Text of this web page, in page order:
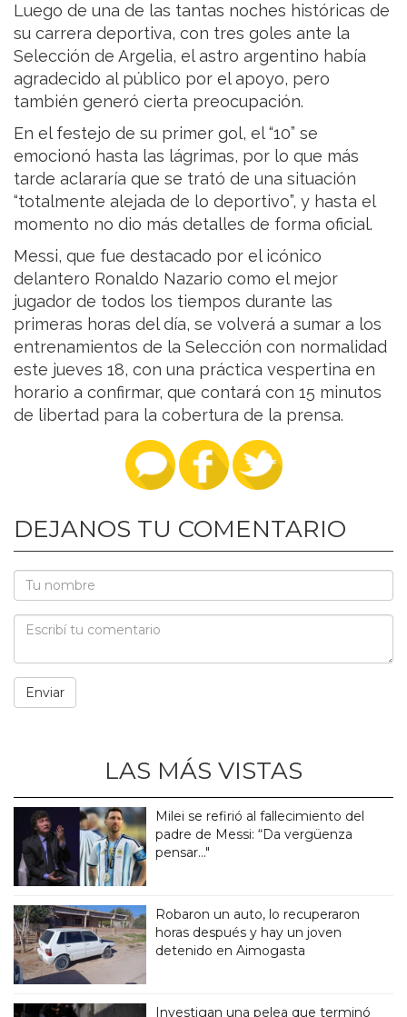
Luego de una de las tantas noches históricas de
su carrera deportiva, con tres goles ante la
Selección de Argelia, el astro argentino había
agradecido al público por el apoyo, pero
también generó cierta preocupación.
En el festejo de su primer gol, el “10” se
emocionó hasta las lágrimas, por lo que más
tarde aclararía que se trató de una situación
“totalmente alejada de lo deportivo”, y hasta el
momento no dio más detalles de forma oficial.
Messi, que fue destacado por el icónico
delantero Ronaldo Nazario como el mejor
jugador de todos los tiempos durante las
primeras horas del día, se volverá a sumar a los
entrenamientos de la Selección con normalidad
este jueves 18, con una práctica vespertina en
horario a confirmar, que contará con 15 minutos
de libertad para la cobertura de la prensa.
DEJANOS TU COMENTARIO
LAS MÁS VISTAS
Milei se refirió al fallecimiento del
padre de Messi: “Da vergüenza
pensar..."
Robaron un auto, lo recuperaron
horas después y hay un joven
detenido en Aimogasta
Investigan una pelea que terminó